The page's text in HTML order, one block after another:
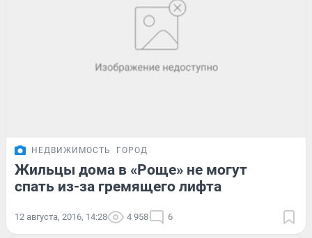
НЕДВИЖИМОСТЬ ГОРОД
Жильцы дома в «Роще» не могут
спать из-за гремящего лифта
12 августа, 2016, 14:28 4 958 6